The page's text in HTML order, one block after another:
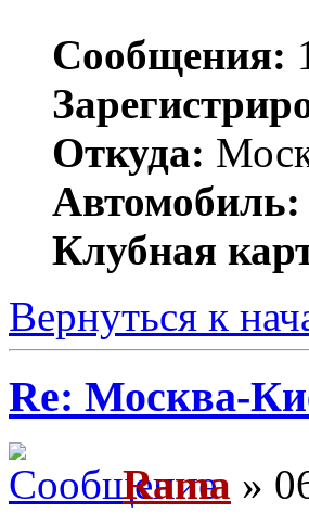
Сообщения:
Откуда:
Автомобиль:
Клубная
Вернуться к
Re: Москва-
Rama »